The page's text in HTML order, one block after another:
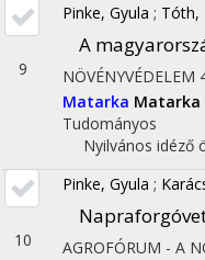
Toggle
navigation
9
Pinke, Gyula ; Tóth,
A
NÖVÉNYVÉDELEM
Matarka Matarka
Tudományos
Nyilvános idéző
10
Pinke, Gyula ;
AGROFÓRUM - A